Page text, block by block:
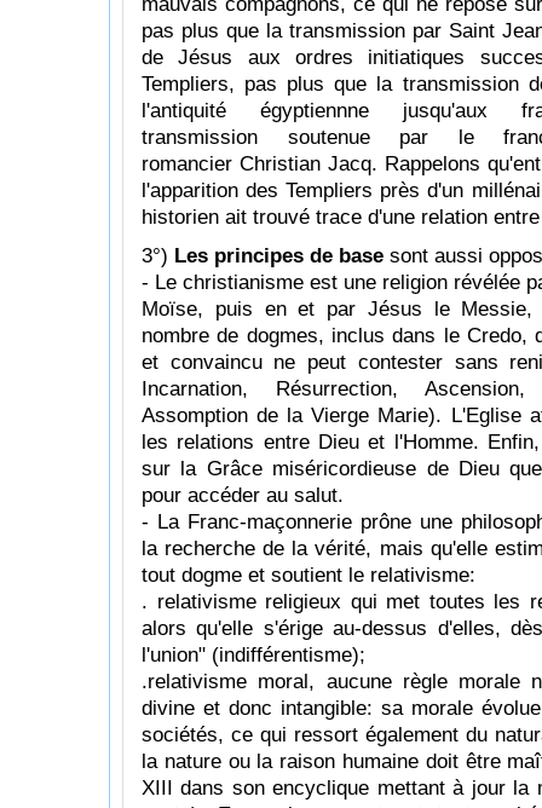
pas plus que la transmission par Saint
de Jésus aux ordres initiatiques
Templiers, pas plus que la transmission
l'antiquité égyptiennne jusqu'aux
transmission soutenue par le
romancier Christian Jacq. Rappelons
l'apparition des Templiers près d'un
historien ait trouvé trace d'une relation
3°) Les principes de base sont aussi
- Le christianisme est une religion révélée
Moïse, puis en et par Jésus le
nombre de dogmes, inclus dans le Credo,
et convaincu ne peut contester sans
Incarnation, Résurrection,
Assomption de la Vierge Marie). L'Eglise
les relations entre Dieu et l'Homme.
sur la Grâce miséricordieuse de Dieu
pour accéder au salut.
- La Franc-maçonnerie prône une
la recherche de la vérité, mais qu'elle
tout dogme et soutient le relativisme:
. relativisme religieux qui met toutes les
alors qu'elle s'érige au-dessus d'elles,
l'union" (indifférentisme);
.relativisme moral, aucune règle morale
divine et donc intangible: sa morale
sociétés, ce qui ressort également du
la nature ou la raison humaine doit être
XIII dans son encyclique mettant à jour la